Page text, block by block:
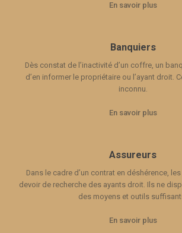
En savoir plus
Banquiers
Dès constat de l’inactivité d’un coffre, un
d’en informer le propriétaire ou l’ayant droit.
inconnu.
En savoir plus
Assureurs
Dans le cadre d’un contrat en déshérence,
devoir de recherche des ayants droit. Ils ne
des moyens et outils
En savoir plus